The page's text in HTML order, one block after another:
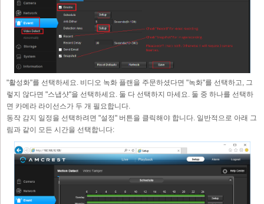
"활성화"를 선택하세요. 비디오 녹화 플랜을 주문하셨다면 "녹화"를 선택하고, 그
렇지 않다면 "스냅샷"을 선택하세요. 둘 다 선택하지 마세요. 둘 중 하나를 선택하
면 카메라 라이선스가 두 개 필요합니다.
동작 감지 일정을 선택하려면 "설정" 버튼을 클릭해야 합니다. 일반적으로 아래 그
림과 같이 모든 시간을 선택합니다: